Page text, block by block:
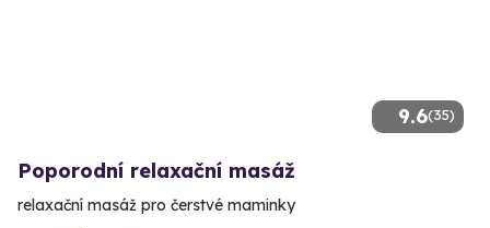
9.6(35)
Poporodní relaxační masáž
relaxační masáž pro čerstvé maminky